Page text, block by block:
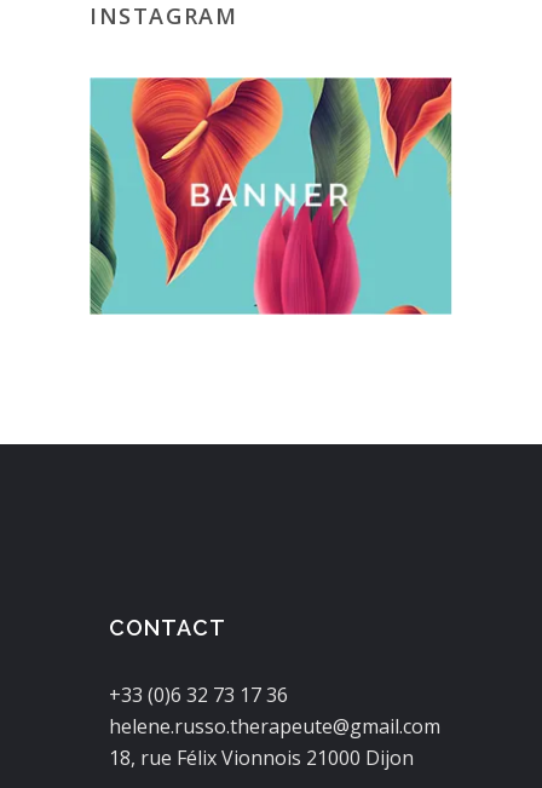
INSTAGRAM
CONTACT
+33 (0)6 32 73 17 36
helene.russo.therapeute@gmail.com
18, rue Félix Vionnois 21000 Dijon